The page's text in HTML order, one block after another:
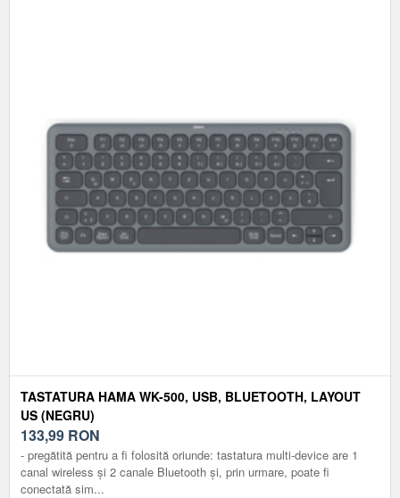
TASTATURA HAMA WK-500, USB, BLUETOOTH, LAYOUT
US (NEGRU)
133,99 RON
- pregătită pentru a fi folosită oriunde: tastatura multi-device are 1
canal wireless și 2 canale Bluetooth și, prin urmare, poate fi
conectată sim...